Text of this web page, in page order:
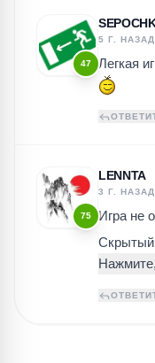
47
5 Г. НАЗАД
Легкая
75
LENNTA
3 Г. НАЗАД
Игра не
Скрытый